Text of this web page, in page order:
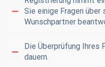
Sie einige Fragen über
Wunschpartner
Die Überprüfung Ihres
dauern.